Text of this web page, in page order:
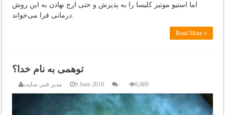
اما استیو موتیر کلیسا را به پذیرش و حتی ارج نهادن به این روش
Read More »
توهمی به نام خدا؟
مدیر فنی سایت 9 June 2010 ۰ 6,069